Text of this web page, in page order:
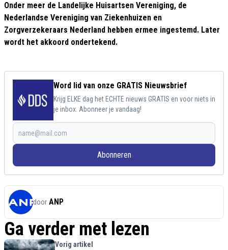
Onder meer de Landelijke Huisartsen Vereniging, de
Nederlandse Vereniging van Ziekenhuizen en
Zorgverzekeraars Nederland hebben ermee ingestemd. Later
wordt het akkoord ondertekend.
Word lid van onze GRATIS Nieuwsbrief
Krijg ELKE dag het ECHTE nieuws GRATIS en voor niets in
je inbox. Abonneer je vandaag!
Abonneren
door ANP
Ga verder met lezen
Vorig artikel